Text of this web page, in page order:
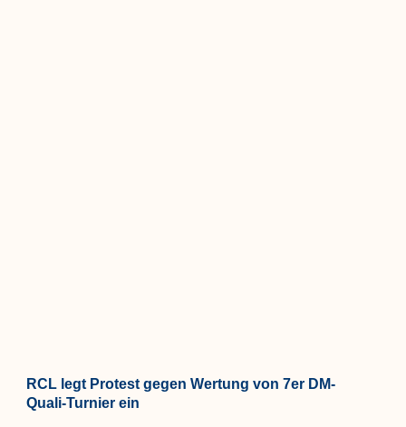
RCL legt Protest gegen Wertung von 7er DM-
Quali-Turnier ein